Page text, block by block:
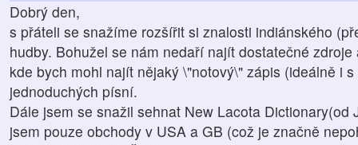
Dobrý den,
s přáteli se snažíme rozšířit si znalosti indiánského
hudby. Bohužel se nám nedaří najít dostatečné
kde bych mohl najít nějaký \"notový\" zápis (ideálně i
jednoduchých písní.
Dále jsem se snažil sehnat New Lacota Dictionary(od
jsem pouze obchody v USA a GB (což je značně